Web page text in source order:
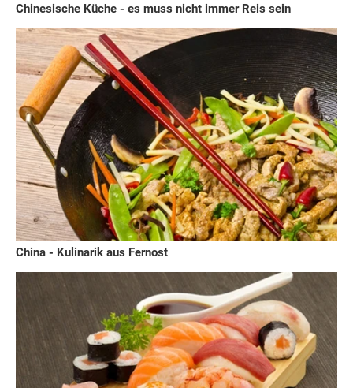
Chinesische Küche - es muss nicht immer Reis sein
China - Kulinarik aus Fernost